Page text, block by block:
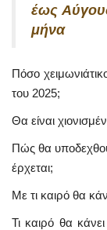
έως
μήνα
Πόσο
του 2025;
Θα είναι
Πώς θα
έρχεται;
Με τι καιρό θα
Τι καιρό θα